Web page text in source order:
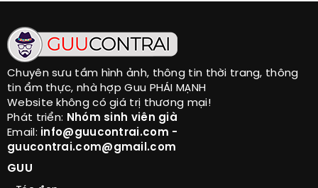
Chuyên sưu tầm hình ảnh, thông tin thời trang, thông
tin ẩm thực, nhà hợp Guu PHÁI MẠNH
Website không có giá trị thương mại!
Phát triển: Nhóm sinh viên già
Email: info@guucontrai.com -
guucontrai.com@gmail.com
GUU